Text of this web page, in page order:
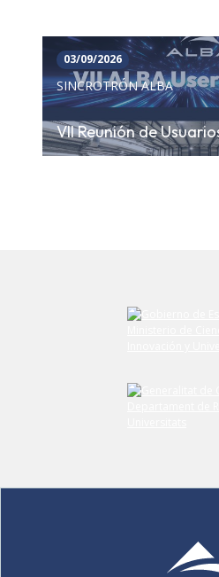
03/09/2026
SINCROTRÓN ALBA
VII Reunión de